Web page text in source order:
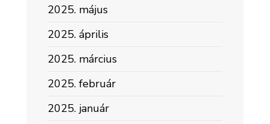
2025. május
2025. április
2025. március
2025. február
2025. január